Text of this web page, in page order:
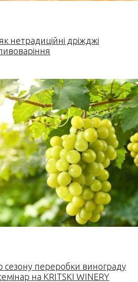
нетрадиційні дріжджі
сезону переробки винограду
на KRITSKI WINERY